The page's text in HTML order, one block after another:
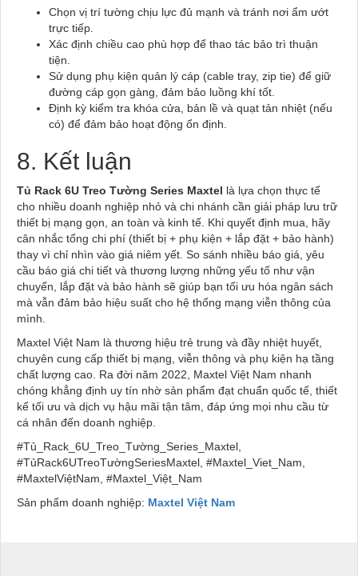
Chọn vị trí tường chịu lực đủ mạnh và tránh nơi ẩm ướt
trực tiếp.
Xác định chiều cao phù hợp để thao tác bảo trì thuận
tiện.
Sử dụng phụ kiện quản lý cáp (cable tray, zip tie) để giữ
đường cáp gọn gàng, đảm bảo luồng khí tốt.
Định kỳ kiểm tra khóa cửa, bản lề và quạt tản nhiệt (nếu
có) để đảm bảo hoạt động ổn định.
8. Kết luận
Tủ Rack 6U Treo Tường Series Maxtel là lựa chọn thực tế
cho nhiều doanh nghiệp nhỏ và chi nhánh cần giải pháp lưu trữ
thiết bị mạng gọn, an toàn và kinh tế. Khi quyết định mua, hãy
cân nhắc tổng chi phí (thiết bị + phụ kiện + lắp đặt + bảo hành)
thay vì chỉ nhìn vào giá niêm yết. So sánh nhiều báo giá, yêu
cầu báo giá chi tiết và thương lượng những yếu tố như vận
chuyển, lắp đặt và bảo hành sẽ giúp bạn tối ưu hóa ngân sách
mà vẫn đảm bảo hiệu suất cho hệ thống mạng viễn thông của
mình.
Maxtel Việt Nam là thương hiệu trẻ trung và đầy nhiệt huyết,
chuyên cung cấp thiết bị mạng, viễn thông và phụ kiện hạ tầng
chất lượng cao. Ra đời năm 2022, Maxtel Việt Nam nhanh
chóng khẳng định uy tín nhờ sản phẩm đạt chuẩn quốc tế, thiết
kế tối ưu và dịch vụ hậu mãi tận tâm, đáp ứng mọi nhu cầu từ
cá nhân đến doanh nghiệp.
#Tủ_Rack_6U_Treo_Tường_Series_Maxtel,
#TủRack6UTreoTườngSeriesMaxtel, #Maxtel_Viet_Nam,
#MaxtelViệtNam, #Maxtel_Việt_Nam
Sản phẩm doanh nghiệp: Maxtel Việt Nam